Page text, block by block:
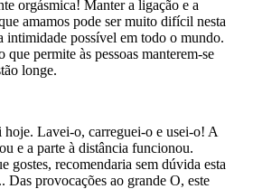
orgásmica! Manter a ligação e a
amamos pode ser muito difícil nesta
intimidade possível em todo o mundo.
permite às pessoas manterem-se
longe.
hoje. Lavei-o, carreguei-o e usei-o! A
e a parte à distância funcionou.
gostes, recomendaria sem dúvida esta
Das provocações ao grande O, este